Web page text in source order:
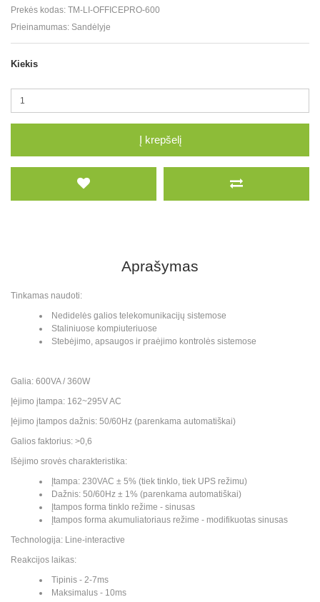
Prekės kodas: TM-LI-OFFICEPRO-600
Prieinamumas: Sandėlyje
Kiekis
Į krepšelį
Aprašymas
Tinkamas naudoti:
Nedidelės galios telekomunikacijų sistemose
Staliniuose kompiuteriuose
Stebėjimo, apsaugos ir praėjimo kontrolės sistemose
Galia: 600VA / 360W
Įėjimo įtampa: 162~295V AC
Įėjimo įtampos dažnis: 50/60Hz (parenkama automatiškai)
Galios faktorius: >0,6
Išėjimo srovės charakteristika:
Įtampa: 230VAC ± 5% (tiek tinklo, tiek UPS režimu)
Dažnis: 50/60Hz ± 1% (parenkama automatiškai)
Įtampos forma tinklo režime - sinusas
Įtampos forma akumuliatoriaus režime - modifikuotas sinusas
Technologija: Line-interactive
Reakcijos laikas:
Tipinis - 2-7ms
Maksimalus - 10ms